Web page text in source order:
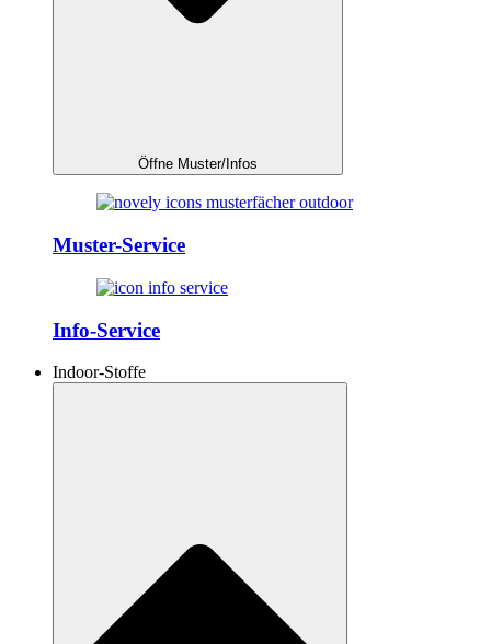
Öffne Muster/Infos
Muster-Service
Info-Service
Indoor-Stoffe